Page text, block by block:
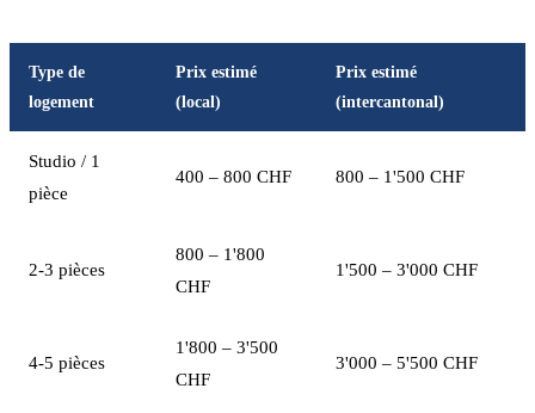
Type de
logement
Prix estimé
(local)
Prix estimé
(intercantonal)
Studio / 1
pièce
400 – 800 CHF 800 – 1'500 CHF
2-3 pièces
800 – 1'800
CHF
1'500 – 3'000 CHF
4-5 pièces
1'800 – 3'500
CHF
3'000 – 5'500 CHF